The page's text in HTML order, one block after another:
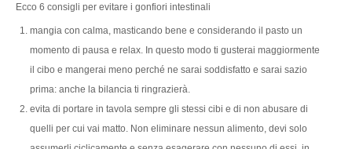
Ecco 6 consigli per evitare i gonfiori intestinali
mangia con calma, masticando bene e considerando il pasto un
momento di pausa e relax. In questo modo ti gusterai maggiormente
il cibo e mangerai meno perché ne sarai soddisfatto e sarai sazio
prima: anche la bilancia ti ringrazierà.
evita di portare in tavola sempre gli stessi cibi e di non abusare di
quelli per cui vai matto. Non eliminare nessun alimento, devi solo